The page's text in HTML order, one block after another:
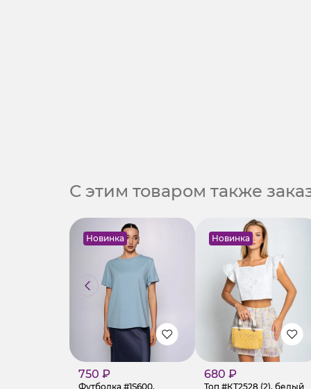
С этим товаром также
Новинка
750 ₽
Футболка #1S600,
Новинка
680 ₽
Топ #КТ2528 (2), белый